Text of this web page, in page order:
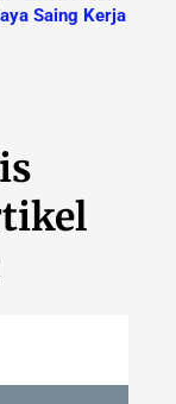
Saing Kerja